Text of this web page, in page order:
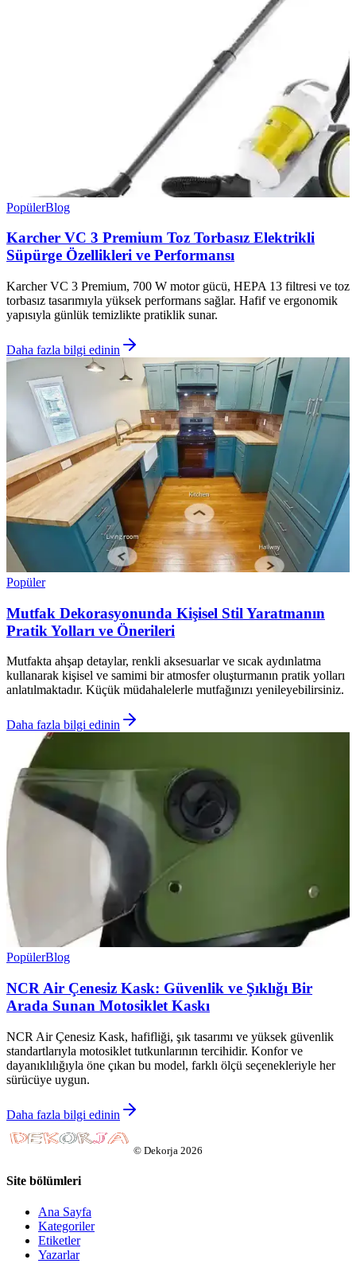
PopülerBlog
Karcher VC 3 Premium Toz Torbasız Elektrikli
Süpürge Özellikleri ve Performansı
Karcher VC 3 Premium, 700 W motor gücü, HEPA 13 filtresi ve toz
torbasız tasarımıyla yüksek performans sağlar. Hafif ve ergonomik
yapısıyla günlük temizlikte pratiklik sunar.
Daha fazla bilgi edinin
Popüler
Mutfak Dekorasyonunda Kişisel Stil Yaratmanın
Pratik Yolları ve Önerileri
Mutfakta ahşap detaylar, renkli aksesuarlar ve sıcak aydınlatma
kullanarak kişisel ve samimi bir atmosfer oluşturmanın pratik yolları
anlatılmaktadır. Küçük müdahalelerle mutfağınızı yenileyebilirsiniz.
Daha fazla bilgi edinin
PopülerBlog
NCR Air Çenesiz Kask: Güvenlik ve Şıklığı Bir
Arada Sunan Motosiklet Kaskı
NCR Air Çenesiz Kask, hafifliği, şık tasarımı ve yüksek güvenlik
standartlarıyla motosiklet tutkunlarının tercihidir. Konfor ve
dayanıklılığıyla öne çıkan bu model, farklı ölçü seçenekleriyle her
sürücüye uygun.
Daha fazla bilgi edinin
© Dekorja 2026
Site bölümleri
Ana Sayfa
Kategoriler
Etiketler
Yazarlar